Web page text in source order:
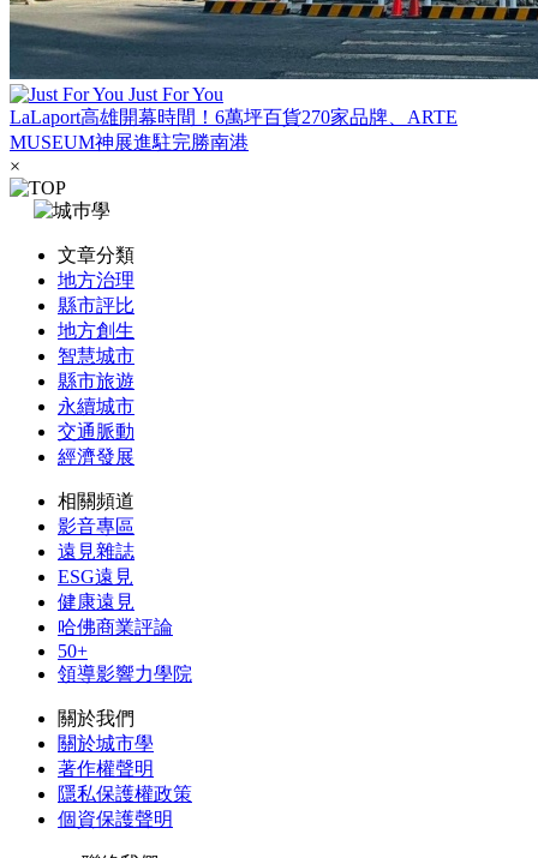
Just For You
LaLaport高雄開幕時間！6萬坪百貨270家品牌、ARTE
MUSEUM神展進駐完勝南港
×
文章分類
地方治理
縣市評比
地方創生
智慧城市
縣市旅遊
永續城市
交通脈動
經濟發展
相關頻道
影音專區
遠見雜誌
ESG遠見
健康遠見
哈佛商業評論
50+
領導影響力學院
關於我們
關於城市學
著作權聲明
隱私保護權政策
個資保護聲明